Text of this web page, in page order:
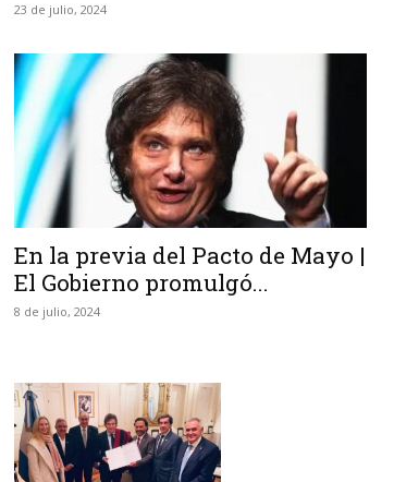
23 de julio, 2024
En la previa del Pacto de Mayo |
El Gobierno promulgó...
8 de julio, 2024